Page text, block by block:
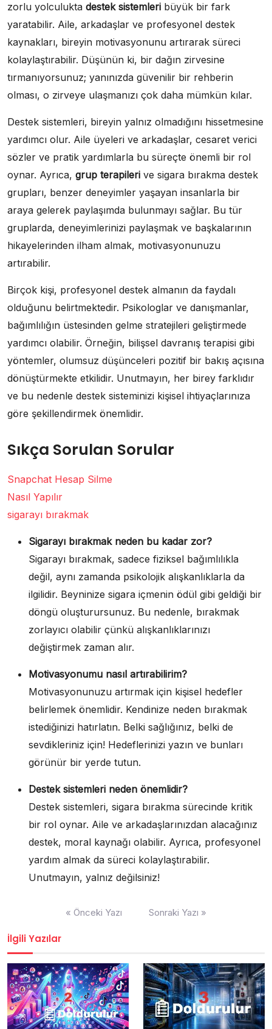
zorlu yolculukta destek sistemleri büyük bir fark
yaratabilir. Aile, arkadaşlar ve profesyonel destek
kaynakları, bireyin motivasyonunu artırarak süreci
kolaylaştırabilir. Düşünün ki, bir dağın zirvesine
tırmanıyorsunuz; yanınızda güvenilir bir rehberin
olması, o zirveye ulaşmanızı çok daha mümkün kılar.
Destek sistemleri, bireyin yalnız olmadığını hissetmesine
yardımcı olur. Aile üyeleri ve arkadaşlar, cesaret verici
sözler ve pratik yardımlarla bu süreçte önemli bir rol
oynar. Ayrıca, grup terapileri ve sigara bırakma destek
grupları, benzer deneyimler yaşayan insanlarla bir
araya gelerek paylaşımda bulunmayı sağlar. Bu tür
gruplarda, deneyimlerinizi paylaşmak ve başkalarının
hikayelerinden ilham almak, motivasyonunuzu
artırabilir.
Birçok kişi, profesyonel destek almanın da faydalı
olduğunu belirtmektedir. Psikologlar ve danışmanlar,
bağımlılığın üstesinden gelme stratejileri geliştirmede
yardımcı olabilir. Örneğin, bilişsel davranış terapisi gibi
yöntemler, olumsuz düşünceleri pozitif bir bakış açısına
dönüştürmekte etkilidir. Unutmayın, her birey farklıdır
ve bu nedenle destek sisteminizi kişisel ihtiyaçlarınıza
göre şekillendirmek önemlidir.
Sıkça Sorulan Sorular
Snapchat Hesap Silme
Nasıl Yapılır
sigarayı bırakmak
Sigarayı bırakmak neden bu kadar zor?
Sigarayı bırakmak, sadece fiziksel bağımlılıkla
değil, aynı zamanda psikolojik alışkanlıklarla da
ilgilidir. Beyninize sigara içmenin ödül gibi geldiği bir
döngü oluşturursunuz. Bu nedenle, bırakmak
zorlayıcı olabilir çünkü alışkanlıklarınızı
değiştirmek zaman alır.
Motivasyonumu nasıl artırabilirim?
Motivasyonunuzu artırmak için kişisel hedefler
belirlemek önemlidir. Kendinize neden bırakmak
istediğinizi hatırlatın. Belki sağlığınız, belki de
sevdikleriniz için! Hedeflerinizi yazın ve bunları
görünür bir yerde tutun.
Destek sistemleri neden önemlidir?
Destek sistemleri, sigara bırakma sürecinde kritik
bir rol oynar. Aile ve arkadaşlarınızdan alacağınız
destek, moral kaynağı olabilir. Ayrıca, profesyonel
yardım almak da süreci kolaylaştırabilir.
Unutmayın, yalnız değilsiniz!
« Önceki Yazı Sonraki Yazı »
İlgili Yazılar